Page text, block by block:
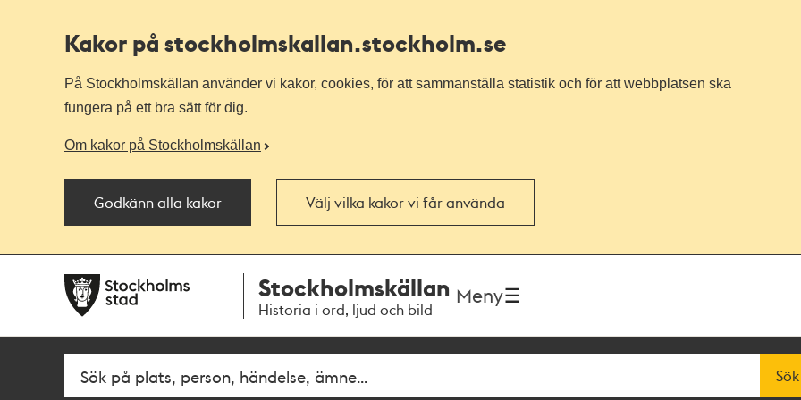
Kakor på stockholmskallan.stockholm.se
På Stockholmskällan använder vi kakor, cookies, för att sammanställa statistik och för att webbplatsen ska
fungera på ett bra sätt för dig.
Om kakor på Stockholmskällan
Godkänn alla kakor Välj vilka kakor vi får använda
navigationen
huvudinnehållet
Stockholmskällan
Historia i ord, ljud och bild
Meny
Fritextsök Sök